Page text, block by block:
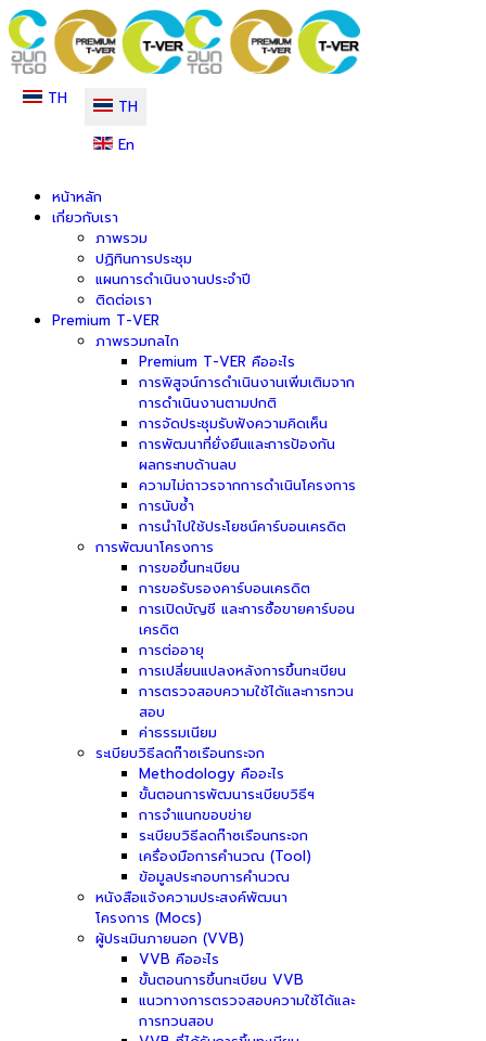
TH
TH
En
หน้าหลัก
เกี่ยวกับเรา
ภาพรวม
ปฏิทินการประชุม
แผนการดำเนินงานประจำปี
ติดต่อเรา
Premium T-VER
ภาพรวมกลไก
Premium T-VER คืออะไร
การพิสูจน์การดำเนินงานเพิ่มเติมจาก
การดำเนินงานตามปกติ
การจัดประชุมรับฟังความคิดเห็น
การพัฒนาที่ยั่งยืนและการป้องกัน
ผลกระทบด้านลบ
ความไม่ถาวรจากการดำเนินโครงการ
การนับซ้ำ
การนำไปใช้ประโยชน์คาร์บอนเครดิต
การพัฒนาโครงการ
การขอขึ้นทะเบียน
การขอรับรองคาร์บอนเครดิต
การเปิดบัญชี และการซื้อขายคาร์บอน
เครดิต
การต่ออายุ
การเปลี่ยนแปลงหลังการขึ้นทะเบียน
การตรวจสอบความใช้ได้และการทวน
สอบ
ค่าธรรมเนียม
ระเบียบวิธีลดก๊าซเรือนกระจก
Methodology คืออะไร
ขั้นตอนการพัฒนาระเบียบวิธีฯ
การจำแนกขอบข่าย
ระเบียบวิธีลดก๊าซเรือนกระจก
เครื่องมือการคำนวณ (Tool)
ข้อมูลประกอบการคำนวณ
หนังสือแจ้งความประสงค์พัฒนา
โครงการ (Mocs)
ผู้ประเมินภายนอก (VVB)
VVB คืออะไร
ขั้นตอนการขึ้นทะเบียน VVB
แนวทางการตรวจสอบความใช้ได้และ
การทวนสอบ